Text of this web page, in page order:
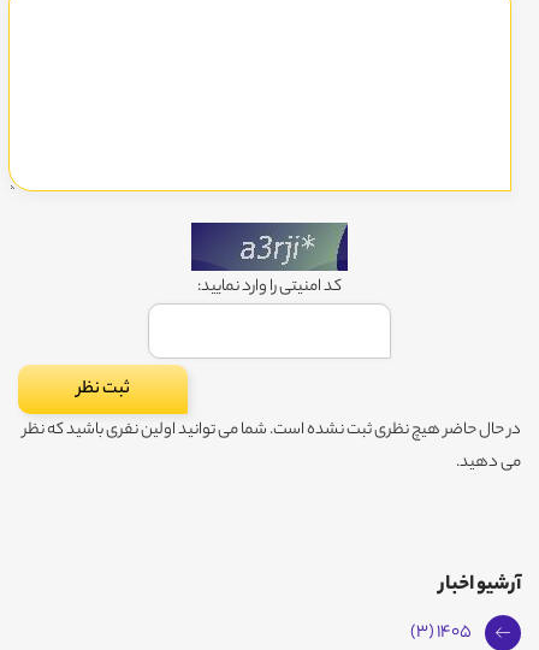
کد امنیتی را وارد نمایید:
در حال حاضر هیچ نظری ثبت نشده است. شما می توانید اولین نفری باشید که نظر
می دهید.
آرشیو اخبار
1405 (3)